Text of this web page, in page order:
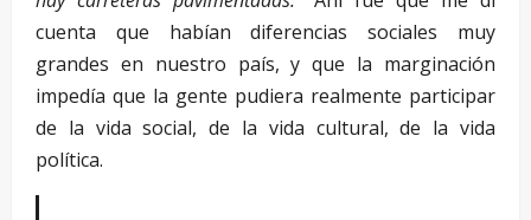
cuenta que habían diferencias sociales muy
grandes en nuestro país, y que la marginación
impedía que la gente pudiera realmente participar
de la vida social, de la vida cultural, de la vida
política.